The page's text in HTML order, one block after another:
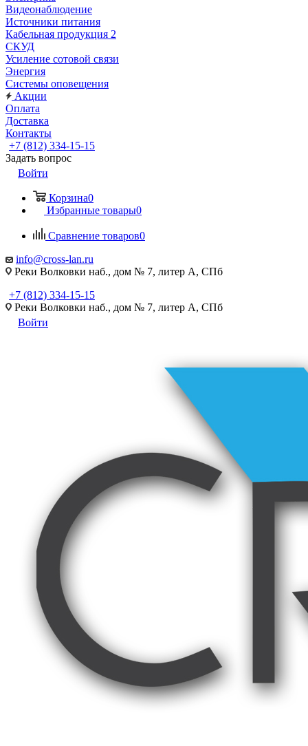
Видеонаблюдение
Источники питания
Кабельная продукция 2
СКУД
Усиление сотовой связи
Энергия
Системы оповещения
Акции
Оплата
Доставка
Контакты
+7 (812) 334-15-15
Задать вопрос
Войти
Корзина0
Избранные товары0
Сравнение товаров0
info@cross-lan.ru
Реки Волковки наб., дом № 7, литер А, СПб
+7 (812) 334-15-15
Реки Волковки наб., дом № 7, литер А, СПб
Войти